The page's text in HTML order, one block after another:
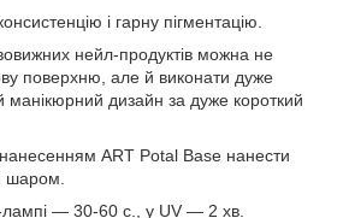
і гарну пігментацію.
нейл-продуктів можна не
поверхню, але й виконати дуже
манікюрний дизайн за дуже короткий
ART Potal Base нанести
шаром.
лампі — 30-60 с., у UV — 2 хв.